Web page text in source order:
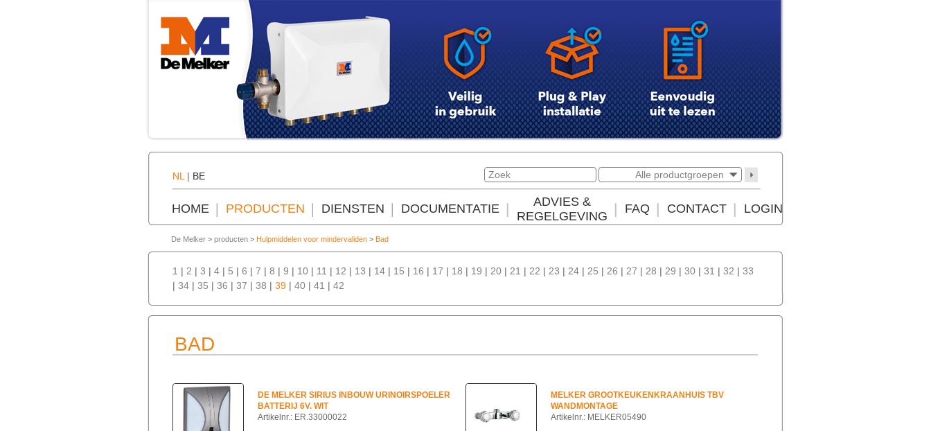
NL | BE Alle productgroepen
HOME PRODUCTEN DIENSTEN DOCUMENTATIE
ADVIES &
REGELGEVING
FAQ CONTACT LOGIN
De Melker > producten > Hulpmiddelen voor mindervaliden > Bad
1 | 2 | 3 | 4 | 5 | 6 | 7 | 8 | 9 | 10 | 11 | 12 | 13 | 14 | 15 | 16 | 17 | 18 | 19 | 20 | 21 | 22 | 23 | 24 | 25 | 26 | 27 | 28 | 29 | 30 | 31 | 32 | 33
| 34 | 35 | 36 | 37 | 38 | 39 | 40 | 41 | 42
BAD
DE MELKER SIRIUS INBOUW URINOIRSPOELER
BATTERIJ 6V. WIT
Artikelnr.: ER.33000022
MELKER GROOTKEUKENKRAANHUIS TBV
WANDMONTAGE
Artikelnr.: MELKER05490